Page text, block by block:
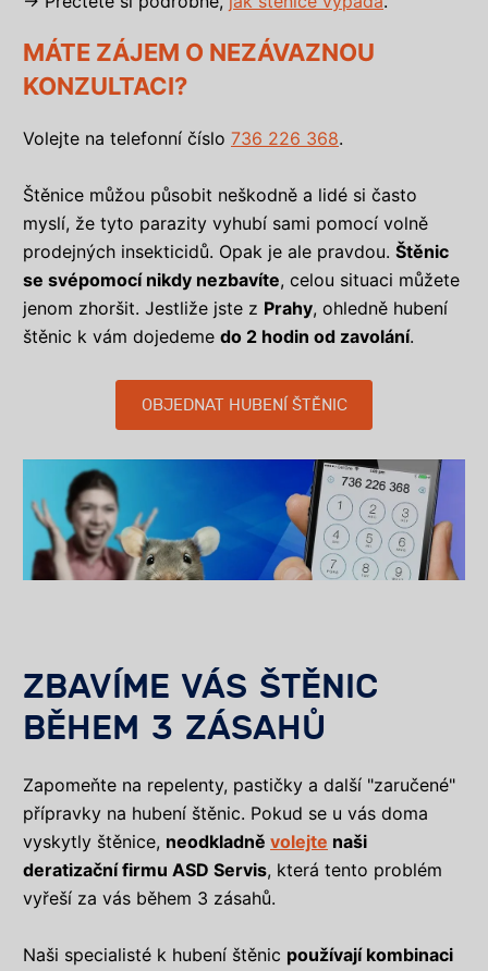
MÁTE ZÁJEM O NEZÁVAZNOU
KONZULTACI?
Volejte na telefonní číslo 736 226 368.
Štěnice můžou působit neškodně a lidé si často
myslí, že tyto parazity vyhubí sami pomocí volně
prodejných insekticidů. Opak je ale pravdou. Štěnic
se svépomocí nikdy nezbavíte, celou situaci můžete
jenom zhoršit. Jestliže jste z Prahy, ohledně hubení
štěnic k vám dojedeme do 2 hodin od zavolání.
OBJEDNAT HUBENÍ ŠTĚNIC
ZBAVÍME VÁS ŠTĚNIC
BĚHEM 3 ZÁSAHŮ
Zapomeňte na repelenty, pastičky a další "zaručené"
přípravky na hubení štěnic. Pokud se u vás doma
vyskytly štěnice, neodkladně volejte naši
deratizační firmu ASD Servis, která tento problém
vyřeší za vás během 3 zásahů.
Naši specialisté k hubení štěnic používají kombinaci